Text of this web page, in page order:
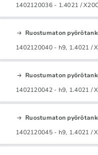
1402120036 - 1.4021 /
Ruostumaton
1402120040 - h9, 1.4021 /
Ruostumaton
1402120042 - h9, 1.4021 /
Ruostumaton
1402120045 - h9, 1.4021 /